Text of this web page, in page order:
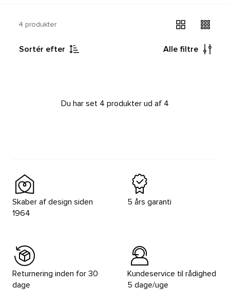
4 produkter
Sortér efter Alle filtre
Du har set 4 produkter ud af 4
Skaber af design siden
1964
5 års garanti
Returnering inden for 30
dage
Kundeservice til rådighed
5 dage/uge